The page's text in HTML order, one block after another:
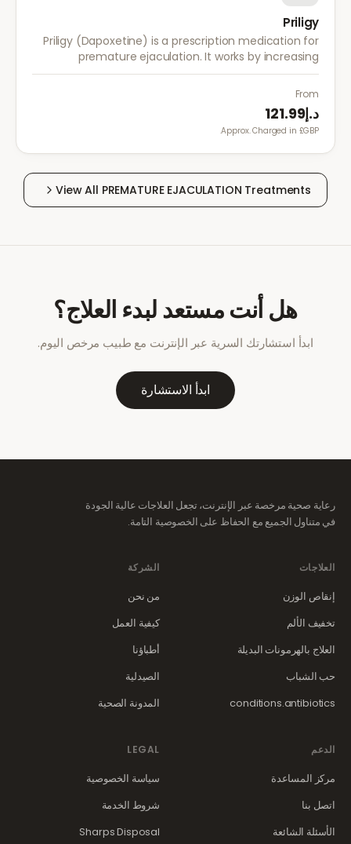
Priligy
Priligy (Dapoxetine) is a prescription medication for
premature ejaculation. It works by increasing
serotonin activity in the brain, helping to delay
ejaculation and improve control.
From
د.إ121.99
Approx. Charged in £GBP.
View All PREMATURE EJACULATION Treatments
هل أنت مستعد لبدء العلاج؟
ابدأ استشارتك السرية عبر الإنترنت مع طبيب مرخص اليوم.
ابدأ الاستشارة
رعاية صحية مرخصة عبر الإنترنت، تجعل العلاجات عالية الجودة
في متناول الجميع مع الحفاظ على الخصوصية التامة.
العلاجات
إنقاص الوزن
تخفيف الألم
العلاج بالهرمونات البديلة
حب الشباب
conditions.antibiotics
الشركة
من نحن
كيفية العمل
أطباؤنا
الصيدلية
المدونة الصحية
الدعم
مركز المساعدة
اتصل بنا
الأسئلة الشائعة
LEGAL
سياسة الخصوصية
شروط الخدمة
Sharps Disposal